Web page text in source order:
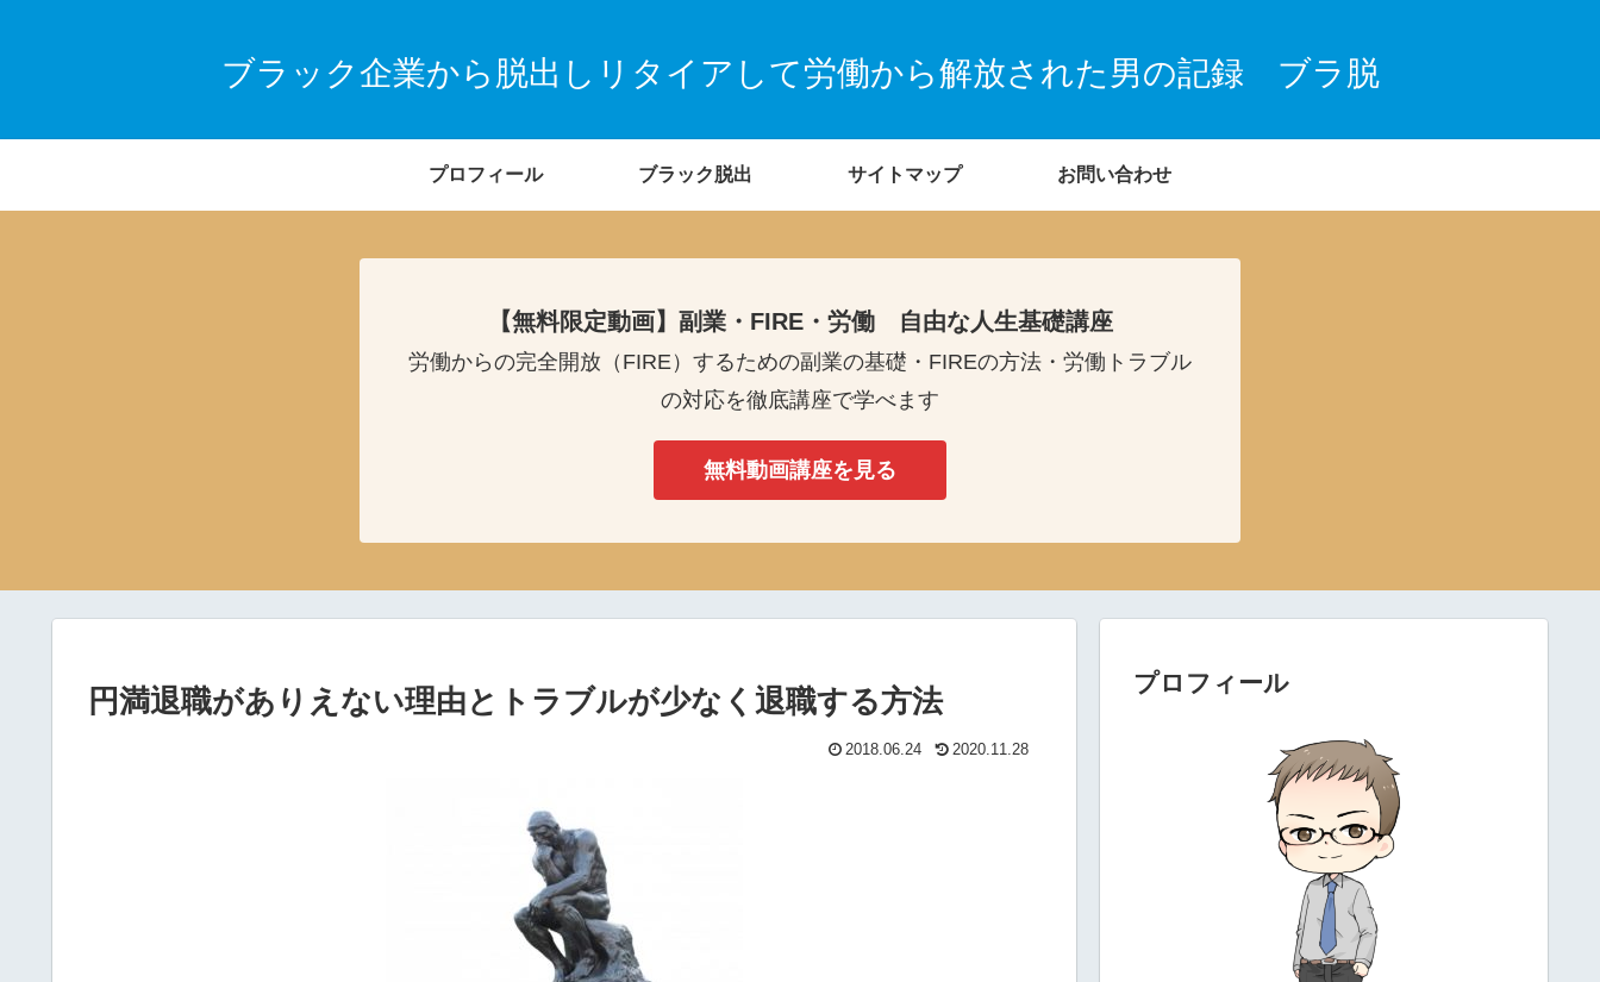
ブラック企業から脱出しリタイアして労働から解放された男の記録 ブラ脱
プロフィール ブラック脱出 サイトマップ お問い合わせ
【無料限定動画】副業・FIRE・労働 自由な人生基礎講座
労働からの完全開放（FIRE）するための副業の基礎・FIREの方法・労働トラブル
の対応を徹底講座で学べます
無料動画講座を見る
円満退職がありえない理由とトラブルが少なく退職する方法
2018.06.24 2020.11.28
プロフィール